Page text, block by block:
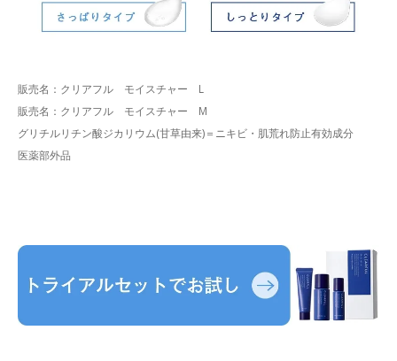
販売名：クリアフル モイスチャー L
販売名：クリアフル モイスチャー M
グリチルリチン酸ジカリウム(甘草由来)＝ニキビ・肌荒れ防止有効成分
医薬部外品